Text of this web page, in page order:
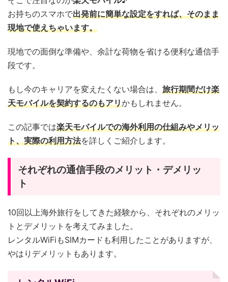
お持ちのスマホで出発前に簡単な設定をすれば、そのまま
現地で使えちゃいます。
現地での面倒な準備や、余計な荷物を省ける便利な通信手
段です。
もし今のキャリアを変えたくない場合は、 旅行期間だけ楽
天モバイルを契約するのもアリかもしれません。
この記事では楽天モバイルでの海外利用の仕組みやメリッ
ト、実際の利用方法を詳しくご紹介します。
それぞれの通信手段のメリット・デメリッ
ト
10回以上海外旅行をしてきた経験から、それぞれのメリッ
トとデメリットを考えてみました。
レンタルWiFiもSIMカードも利用したことがありますが、
やはりデメリットもあります。